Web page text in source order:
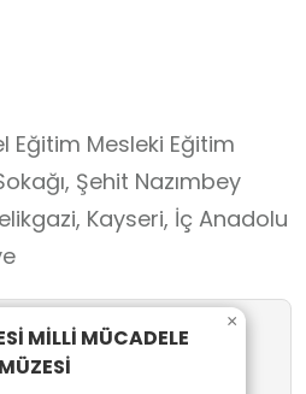
sultani haline getirilen
TBMM’nin
üzerine 24 Temmuz
ev sahipliği
ancak Sakarya
bu karar
yıl, son sınıf
Eğitim Mesleki Eğitim
Şehit Nazımbey
Kayseri, İç Anadolu
MİLLİ MÜCADELE
MÜZESİ
×